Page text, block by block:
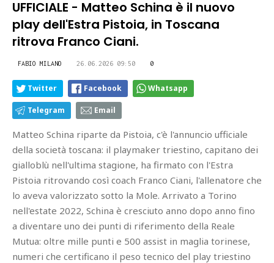
UFFICIALE - Matteo Schina è il nuovo
play dell'Estra Pistoia, in Toscana
ritrova Franco Ciani.
FABIO MILANO 26.06.2026 09:50 0
Twitter Facebook Whatsapp
Telegram Email
Matteo Schina riparte da Pistoia, c'è l'annuncio ufficiale
della società toscana: il playmaker triestino, capitano dei
gialloblù nell'ultima stagione, ha firmato con l'Estra
Pistoia ritrovando così coach Franco Ciani, l'allenatore che
lo aveva valorizzato sotto la Mole. Arrivato a Torino
nell'estate 2022, Schina è cresciuto anno dopo anno fino
a diventare uno dei punti di riferimento della Reale
Mutua: oltre mille punti e 500 assist in maglia torinese,
numeri che certificano il peso tecnico del play triestino